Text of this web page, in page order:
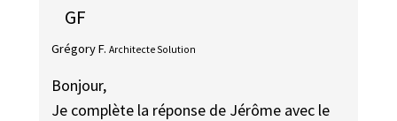
GF
Grégory F. Architecte Solution
Bonjour,
Je complète la réponse de Jérôme avec le